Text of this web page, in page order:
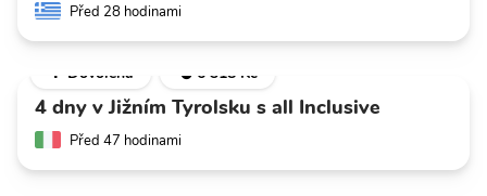
Před 28 hodinami
🌴 Dovolená 💣 6 318 Kč
4 dny v Jižním Tyrolsku s all Inclusive
Před 47 hodinami